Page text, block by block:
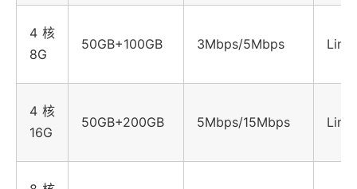
4核
8G
50GB+100GB 3Mbps/5Mbps
4核
16G
50GB+200GB 5Mbps/15Mbps